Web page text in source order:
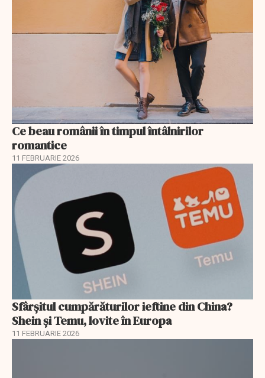
Ce beau românii în timpul întâlnirilor
romantice
11 FEBRUARIE 2026
Sfârșitul cumpărăturilor ieftine din China?
Shein și Temu, lovite în Europa
11 FEBRUARIE 2026